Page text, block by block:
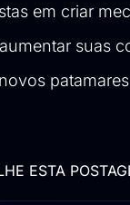
em criar
suas
ESTA